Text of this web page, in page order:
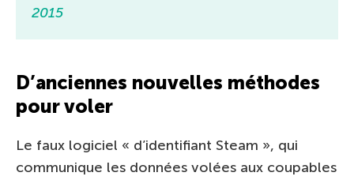
2015
D’anciennes nouvelles méthodes
pour voler
Le faux logiciel « d’identifiant Steam », qui
communique les données volées aux coupables